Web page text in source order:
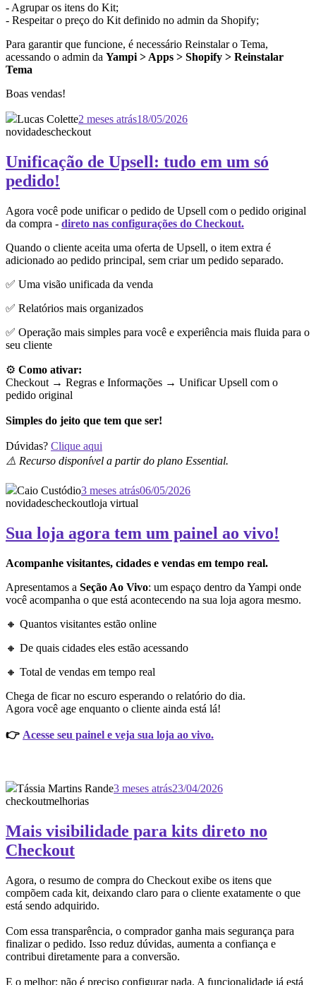
- Agrupar os itens do Kit;
- Respeitar o preço do Kit definido no admin da Shopify;
Para garantir que funcione, é necessário Reinstalar o Tema,
acessando o admin da Yampi > Apps > Shopify > Reinstalar
Tema
Boas vendas!
Lucas Colette2 meses atrás18/05/2026
novidadescheckout
Unificação de Upsell: tudo em um só
pedido!
Agora você pode unificar o pedido de Upsell com o pedido original
da compra - direto nas configurações do Checkout.
Quando o cliente aceita uma oferta de Upsell, o item extra é
adicionado ao pedido principal, sem criar um pedido separado.
✅ Uma visão unificada da venda
✅ Relatórios mais organizados
✅ Operação mais simples para você e experiência mais fluida para o
seu cliente
⚙️ Como ativar:
Checkout → Regras e Informações → Unificar Upsell com o
pedido original
Simples do jeito que tem que ser!
Dúvidas? Clique aqui
⚠️ Recurso disponível a partir do plano Essential.
Caio Custódio3 meses atrás06/05/2026
novidadescheckoutloja virtual
Sua loja agora tem um painel ao vivo!
Acompanhe visitantes, cidades e vendas em tempo real.
Apresentamos a Seção Ao Vivo: um espaço dentro da Yampi onde
você acompanha o que está acontecendo na sua loja agora mesmo.
🔸 Quantos visitantes estão online
🔸 De quais cidades eles estão acessando
🔸 Total de vendas em tempo real
Chega de ficar no escuro esperando o relatório do dia.
Agora você age enquanto o cliente ainda está lá!
👉 Acesse seu painel e veja sua loja ao vivo.
Tássia Martins Rande3 meses atrás23/04/2026
checkoutmelhorias
Mais visibilidade para kits direto no
Checkout
Agora, o resumo de compra do Checkout exibe os itens que
compõem cada kit, deixando claro para o cliente exatamente o que
está sendo adquirido.
Com essa transparência, o comprador ganha mais segurança para
finalizar o pedido. Isso reduz dúvidas, aumenta a confiança e
contribui diretamente para a conversão.
E o melhor: não é preciso configurar nada. A funcionalidade já está